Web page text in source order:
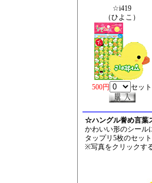
☆i419
（ひよこ）
500円 セット
☆ハングル誉め言葉
かわいい形のシール
タップリ5枚のセット
※写真をクリックす